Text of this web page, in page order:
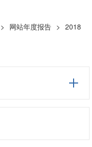
> 网站年度报告 > 2018